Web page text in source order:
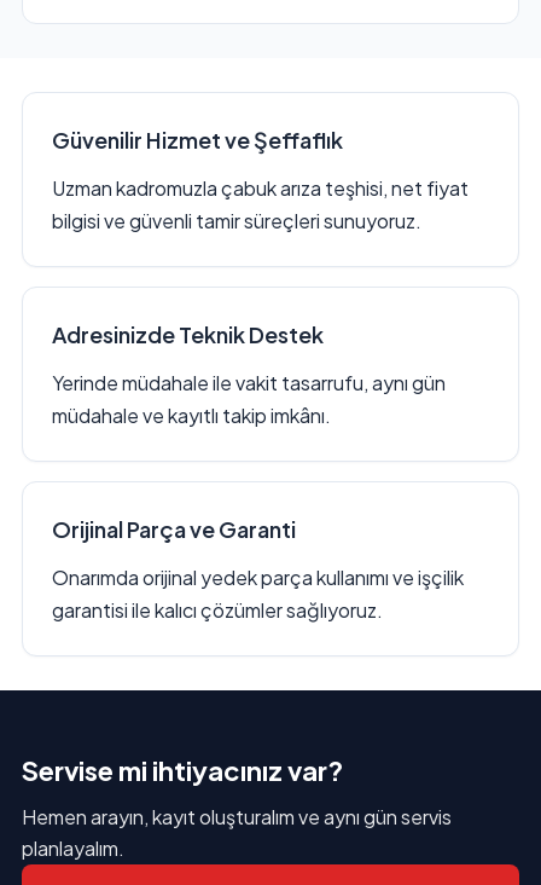
Güvenilir Hizmet ve Şeffaflık
Uzman kadromuzla çabuk arıza teşhisi, net fiyat
bilgisi ve güvenli tamir süreçleri sunuyoruz.
Adresinizde Teknik Destek
Yerinde müdahale ile vakit tasarrufu, aynı gün
müdahale ve kayıtlı takip imkânı.
Orijinal Parça ve Garanti
Onarımda orijinal yedek parça kullanımı ve işçilik
garantisi ile kalıcı çözümler sağlıyoruz.
Servise mi ihtiyacınız var?
Hemen arayın, kayıt oluşturalım ve aynı gün servis
planlayalım.